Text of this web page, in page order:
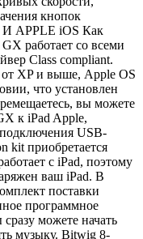
кнопок
APPLE iOS Как
работает со всеми
Class compliant.
XP и выше, Apple OS
что установлен
вы можете
к iPad Apple,
USB-
kit приобретается
с iPad, поэтому
ваш iPad. В
поставки
программное
можете начать
музыку. Bitwig 8-